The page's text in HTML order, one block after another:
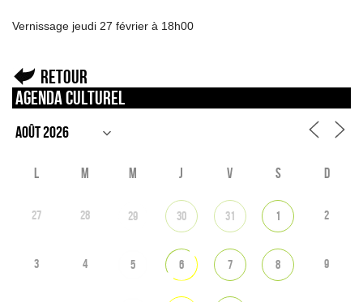
Vernissage jeudi 27 février à 18h00
Retour
Agenda culturel
L M M J V S D
27 28 29 30 31 1 2
3 4 5 6 7 8 9